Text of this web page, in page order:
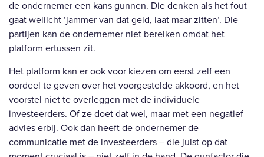
de ondernemer een kans gunnen. Die denken als het fout
gaat wellicht ‘jammer van dat geld, laat maar zitten’. Die
partijen kan de ondernemer niet bereiken omdat het
platform ertussen zit.
Het platform kan er ook voor kiezen om eerst zelf een
oordeel te geven over het voorgestelde akkoord, en het
voorstel niet te overleggen met de individuele
investeerders. Of ze doet dat wel, maar met een negatief
advies erbij. Ook dan heeft de ondernemer de
communicatie met de investeerders – die juist op dat